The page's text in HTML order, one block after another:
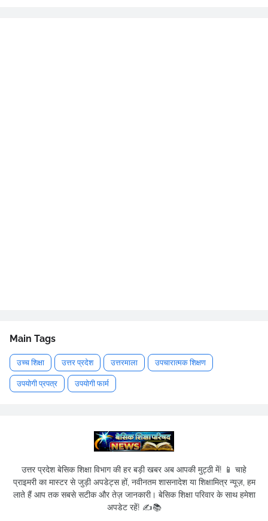
Main Tags
उच्च शिक्षा उत्तर प्रदेश उत्तरमाला उपचारात्मक शिक्षण
उपयोगी प्रपत्र उपयोगी फार्म
उत्तर प्रदेश बेसिक शिक्षा विभाग की हर बड़ी खबर अब आपकी मुट्ठी में! 📱 चाहे
प्राइमरी का मास्टर से जुड़ी अपडेट्स हों, नवीनतम शासनादेश या शिक्षामित्र न्यूज़, हम
लाते हैं आप तक सबसे सटीक और तेज़ जानकारी। बेसिक शिक्षा परिवार के साथ हमेशा
अपडेट रहें! ✍️📚